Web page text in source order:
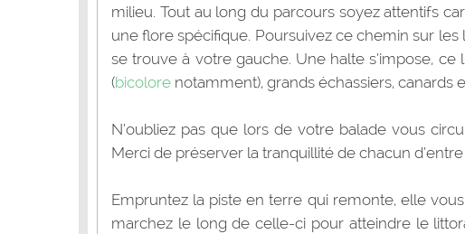
milieu. Tout au long du parcours soyez attentifs
une flore spécifique. Poursuivez ce chemin sur
se trouve à votre gauche. Une halte s’impose,
(bicolore notamment), grands échassiers, canards
N’oubliez pas que lors de votre balade vous
Merci de préserver la tranquillité de chacun d’entre
Empruntez la piste en terre qui remonte, elle
marchez le long de celle-ci pour atteindre le